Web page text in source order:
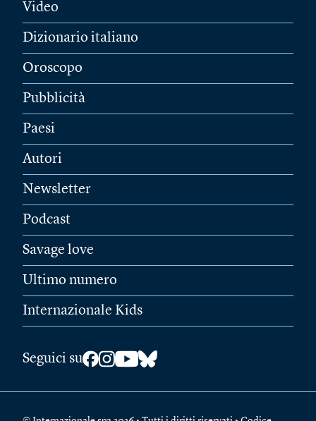
Video
Dizionario italiano
Oroscopo
Pubblicità
Paesi
Autori
Newsletter
Podcast
Savage love
Ultimo numero
Internazionale Kids
Seguici su